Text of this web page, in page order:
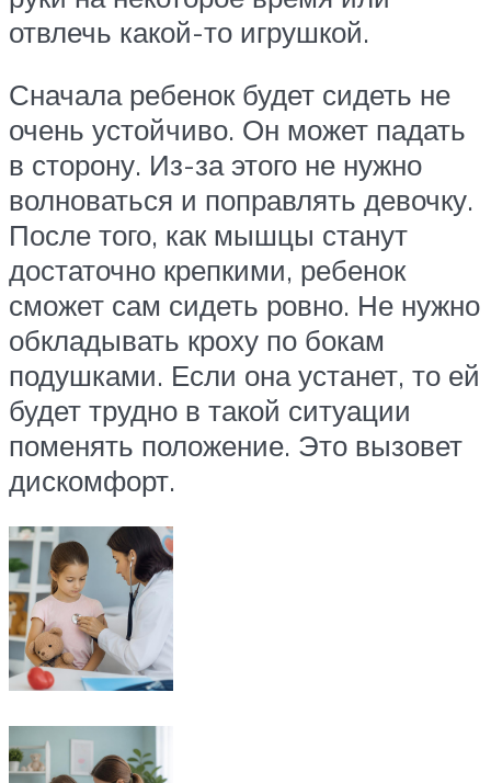
отвлечь какой-то игрушкой.
Сначала ребенок будет сидеть не
очень устойчиво. Он может падать
в сторону. Из-за этого не нужно
волноваться и поправлять девочку.
После того, как мышцы станут
достаточно крепкими, ребенок
сможет сам сидеть ровно. Не нужно
обкладывать кроху по бокам
подушками. Если она устанет, то ей
будет трудно в такой ситуации
поменять положение. Это вызовет
дискомфорт.